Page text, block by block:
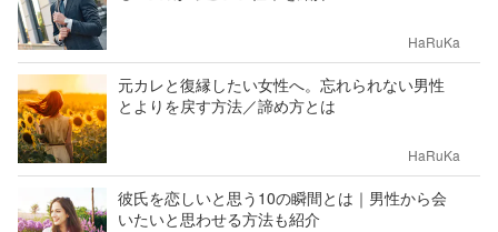
HaRuKa
元カレと復縁したい女性へ。忘れられない男性
とよりを戻す方法／諦め方とは
HaRuKa
彼氏を恋しいと思う10の瞬間とは｜男性から会
いたいと思わせる方法も紹介